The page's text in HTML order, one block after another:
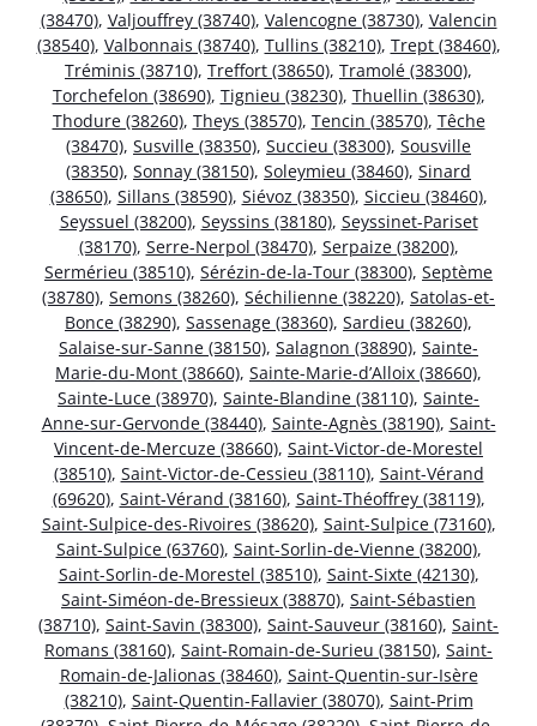
(38470), Valjouffrey (38740), Valencogne (38730), Valencin
(38540), Valbonnais (38740), Tullins (38210), Trept (38460),
Tréminis (38710), Treffort (38650), Tramolé (38300),
Torchefelon (38690), Tignieu (38230), Thuellin (38630),
Thodure (38260), Theys (38570), Tencin (38570), Têche
(38470), Susville (38350), Succieu (38300), Sousville
(38350), Sonnay (38150), Soleymieu (38460), Sinard
(38650), Sillans (38590), Siévoz (38350), Siccieu (38460),
Seyssuel (38200), Seyssins (38180), Seyssinet-Pariset
(38170), Serre-Nerpol (38470), Serpaize (38200),
Sermérieu (38510), Sérézin-de-la-Tour (38300), Septème
(38780), Semons (38260), Séchilienne (38220), Satolas-et-
Bonce (38290), Sassenage (38360), Sardieu (38260),
Salaise-sur-Sanne (38150), Salagnon (38890), Sainte-
Marie-du-Mont (38660), Sainte-Marie-d’Alloix (38660),
Sainte-Luce (38970), Sainte-Blandine (38110), Sainte-
Anne-sur-Gervonde (38440), Sainte-Agnès (38190), Saint-
Vincent-de-Mercuze (38660), Saint-Victor-de-Morestel
(38510), Saint-Victor-de-Cessieu (38110), Saint-Vérand
(69620), Saint-Vérand (38160), Saint-Théoffrey (38119),
Saint-Sulpice-des-Rivoires (38620), Saint-Sulpice (73160),
Saint-Sulpice (63760), Saint-Sorlin-de-Vienne (38200),
Saint-Sorlin-de-Morestel (38510), Saint-Sixte (42130),
Saint-Siméon-de-Bressieux (38870), Saint-Sébastien
(38710), Saint-Savin (38300), Saint-Sauveur (38160), Saint-
Romans (38160), Saint-Romain-de-Surieu (38150), Saint-
Romain-de-Jalionas (38460), Saint-Quentin-sur-Isère
(38210), Saint-Quentin-Fallavier (38070), Saint-Prim